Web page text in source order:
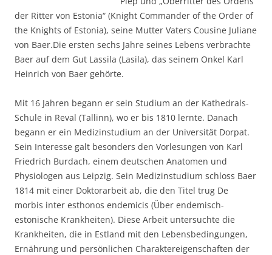
der Ritter von Estonia“ (Knight Commander of the Order of
the Knights of Estonia), seine Mutter Vaters Cousine Juliane
von Baer.Die ersten sechs Jahre seines Lebens verbrachte
Baer auf dem Gut Lassila (Lasila), das seinem Onkel Karl
Heinrich von Baer gehörte.
Mit 16 Jahren begann er sein Studium an der Kathedrals-
Schule in Reval (Tallinn), wo er bis 1810 lernte. Danach
begann er ein Medizinstudium an der Universität Dorpat.
Sein Interesse galt besonders den Vorlesungen von Karl
Friedrich Burdach, einem deutschen Anatomen und
Physiologen aus Leipzig. Sein Medizinstudium schloss Baer
1814 mit einer Doktorarbeit ab, die den Titel trug De
morbis inter esthonos endemicis (Über endemisch-
estonische Krankheiten). Diese Arbeit untersuchte die
Krankheiten, die in Estland mit den Lebensbedingungen,
Ernährung und persönlichen Charaktereigenschaften der